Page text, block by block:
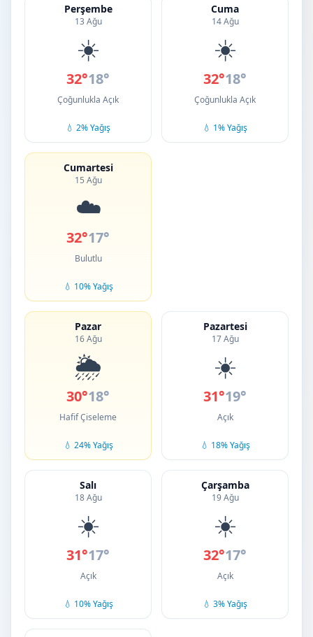
Perşembe
13 Ağu
☀️
32°18°
Çoğunlukla Açık
💧 2% Yağış
Cuma
14 Ağu
☀️
32°18°
Çoğunlukla Açık
💧 1% Yağış
Cumartesi
15 Ağu
☁️
32°17°
Bulutlu
💧 10% Yağış
Pazar
16 Ağu
🌦️
30°18°
Hafif Çiseleme
💧 24% Yağış
Pazartesi
17 Ağu
☀️
31°19°
Açık
💧 18% Yağış
Salı
18 Ağu
☀️
31°17°
Açık
💧 10% Yağış
Çarşamba
19 Ağu
☀️
32°17°
Açık
💧 3% Yağış